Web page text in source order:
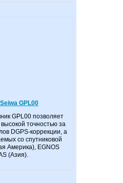
GPL00
GPL00 позволяет
точностью за
DGPS-коррекции, а
со спутниковой
Америка), EGNOS
(Азия).